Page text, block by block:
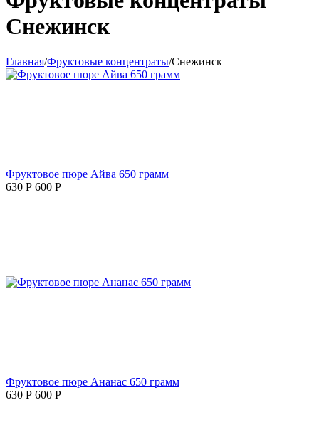
Снежинск
Главная/Фруктовые концентраты/Снежинск
Фруктовое пюре Айва 650 грамм
630 Р 600 Р
Фруктовое пюре Ананас 650 грамм
630 Р 600 Р